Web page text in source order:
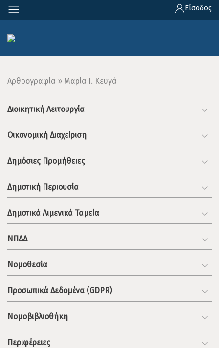
Παράκαμψη
προς
κυρίως
Είσοδος
Breadcrumb
Αρθρογραφία Μαρία Ι. Κευγά
Διοικητική Λειτουργία
Οικονομική Διαχείριση
Δημόσιες Προμήθειες
Δημοτική Περιουσία
Δημοτικά Λιμενικά Ταμεία
ΝΠΔΔ
Νομοθεσία
Προσωπικά Δεδομένα (GDPR)
Νομοβιβλιοθήκη
Περιφέρειες